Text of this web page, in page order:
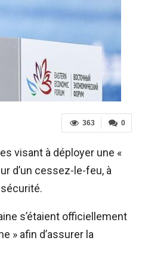
0
363
visant à déployer une «
d’un cessez-le-feu, à
s’étaient officiellement
» afin d’assurer la